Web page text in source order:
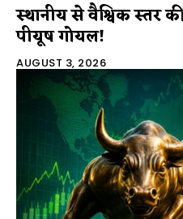
स्थानीय से वैश्विक स्तर
पीयूष गोयल!
AUGUST 3, 2026